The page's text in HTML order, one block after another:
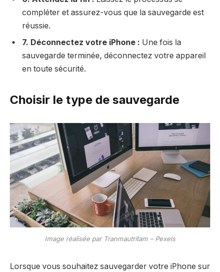
compléter et assurez-vous que la sauvegarde est
réussie.
7. Déconnectez votre iPhone : Une fois la
sauvegarde terminée, déconnectez votre appareil
en toute sécurité.
Choisir le type de sauvegarde
Image réalisée par Tranmautritam – Pexels
Lorsque vous souhaitez sauvegarder votre iPhone sur